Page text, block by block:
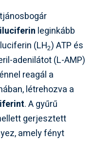
leginkább
(LH2) ATP és
adenilátot (L-AMP)
reagál a
létrehozva a
. A gyűrű
gerjesztett
amely fényt